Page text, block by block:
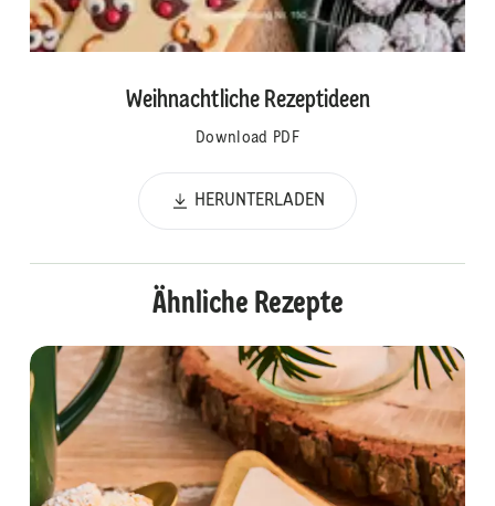
Weihnachtliche Rezeptideen
Download PDF
HERUNTERLADEN
Ähnliche Rezepte